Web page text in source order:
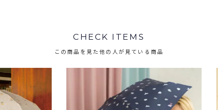
CHECK ITEMS
この商品を見た他の人が見ている商品